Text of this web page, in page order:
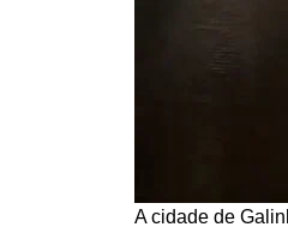
A cidade de